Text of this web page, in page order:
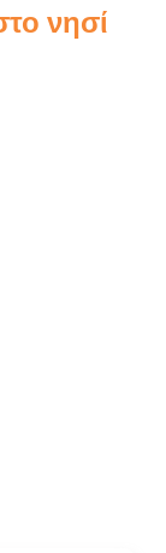
νησί